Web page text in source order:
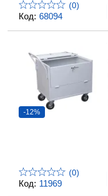
Код: 68094
(0)
Код: 11969
-12%
(0)